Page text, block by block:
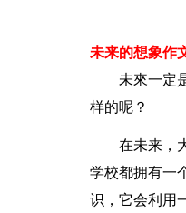
未来的想象作
未來一定
样的呢？
在未来，
学校都拥有一
识，它会利用